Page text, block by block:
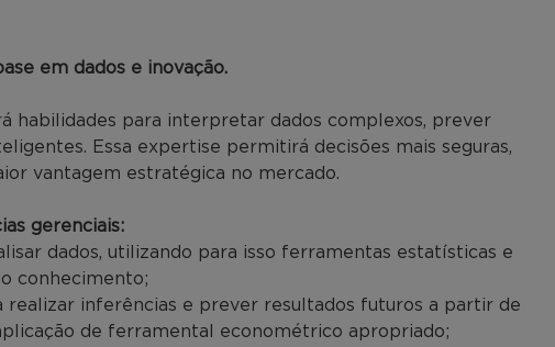
em dados e inovação.
habilidades para interpretar dados complexos, prever
Essa expertise permitirá decisões mais seguras,
vantagem estratégica no mercado.
gerenciais:
dados, utilizando para isso ferramentas estatísticas e
conhecimento;
realizar inferências e prever resultados futuros a partir de
de ferramental econométrico apropriado;